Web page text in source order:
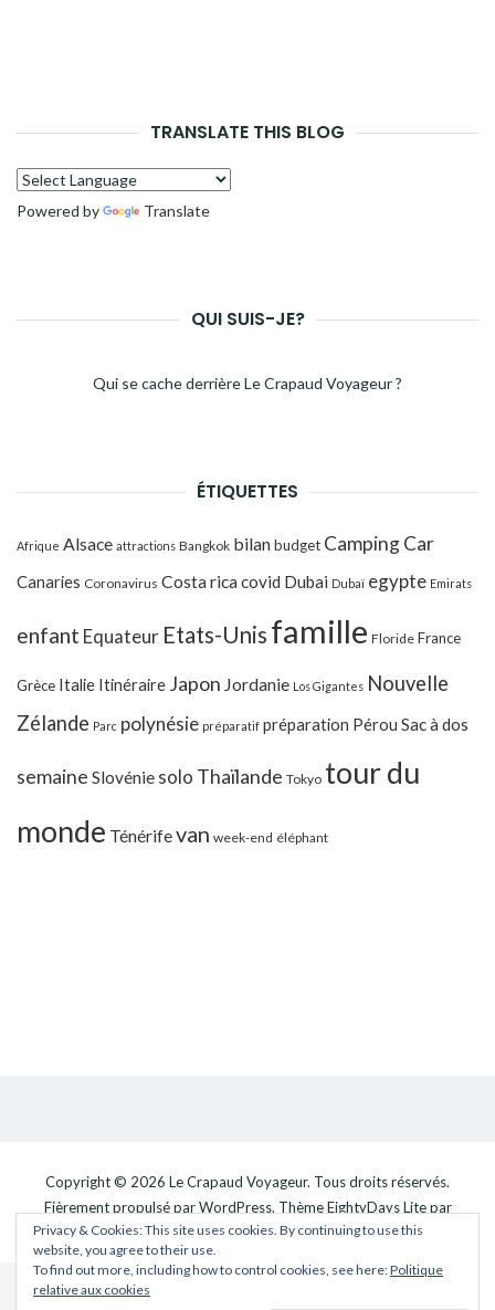
TRANSLATE THIS BLOG
Powered by Translate
QUI SUIS-JE?
Qui se cache derrière Le Crapaud Voyageur ?
ÉTIQUETTES
Afrique Alsace attractions Bangkok bilanbudget Camping Car
Canaries Coronavirus Costa ricacovid Dubai Dubaï egypte Emirats
enfant Equateur Etats-Unis famille Floride France
Grèce Italie Itinéraire Japon Jordanie Los Gigantes Nouvelle
Zélande Parc polynésie préparatif préparation Pérou Sac à dos
semaine Slovénie solo Thaïlande Tokyo tour du
monde Ténérifevan week-end éléphant
Copyright © 2026 Le Crapaud Voyageur. Tous droits réservés.
Fièrement propulsé parWordPress. ThèmeEightyDays Litepar
GretaThemes.
Privacy & Cookies: This site uses cookies. By continuing to use this
website, you agree to their use.
To find out more, including how to control cookies, see here:Politique
relative aux cookies